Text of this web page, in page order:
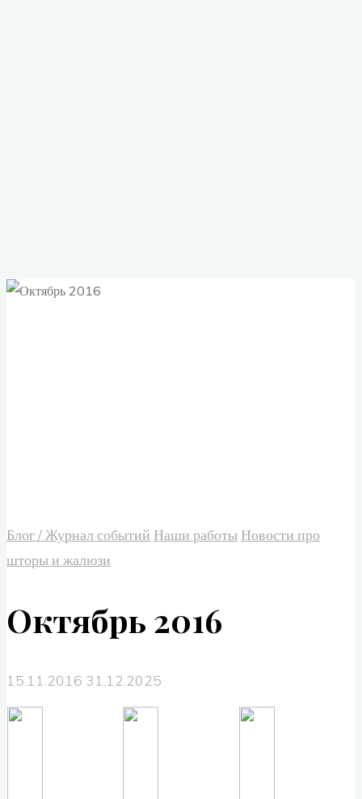
Блог / Журнал событий Наши работы Новости про
шторы и жалюзи
Октябрь 2016
15.11.2016 31.12.2025